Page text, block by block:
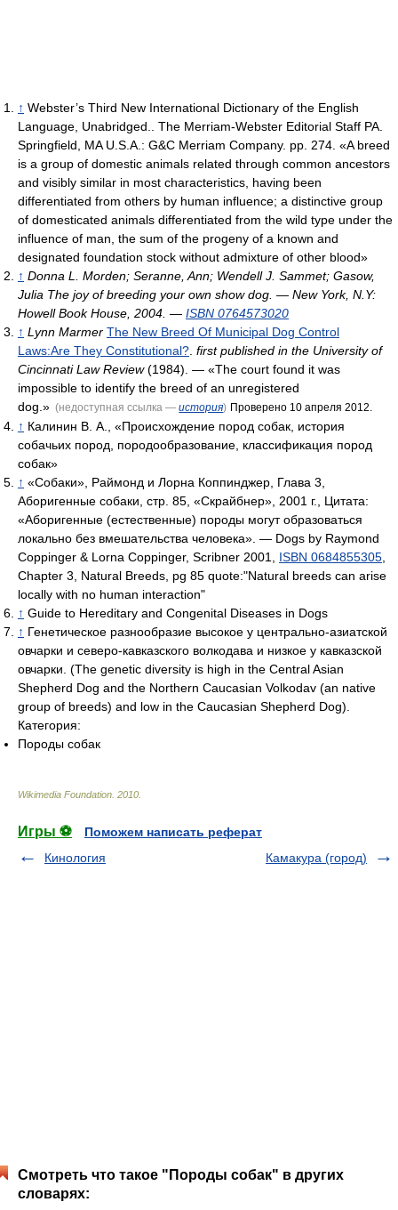
↑ Webster’s Third New International Dictionary of the English
Language, Unabridged.. The Merriam-Webster Editorial Staff PA.
Springfield, MA U.S.A.: G&C Merriam Company. pp. 274. «A breed
is a group of domestic animals related through common ancestors
and visibly similar in most characteristics, having been
differentiated from others by human influence; a distinctive group
of domesticated animals differentiated from the wild type under the
influence of man, the sum of the progeny of a known and
designated foundation stock without admixture of other blood»
↑ Donna L. Morden; Seranne, Ann; Wendell J. Sammet; Gasow,
Julia The joy of breeding your own show dog. — New York, N.Y:
Howell Book House, 2004. — ISBN 0764573020
↑ Lynn Marmer The New Breed Of Municipal Dog Control
Laws:Are They Constitutional? first published in the University of
Cincinnati Law Review(1984). — «The court found it was
impossible to identify the breed of an unregistered
dog.» (недоступная ссылка —история) Проверено 10 апреля 2012.
↑ Калинин В. А., «Происхождение пород собак, история
собачьих пород, породообразование, классификация пород
собак»
↑ «Собаки», Раймонд и Лорна Коппинджер, Глава 3,
Аборигенные собаки, стр. 85, «Скрайбнер», 2001 г., Цитата:
«Аборигенные (естественные) породы могут образоваться
локально без вмешательства человека». — Dogs by Raymond
Coppinger & Lorna Coppinger, Scribner 2001, ISBN 0684855305
Chapter 3, Natural Breeds, pg 85 quote:"Natural breeds can arise
locally with no human interaction"
↑ Guide to Hereditary and Congenital Diseases in Dogs
↑ Генетическое разнообразие высокое у центрально-азиатской
овчарки и северо-кавказского волкодава и низкое у кавказской
овчарки. (The genetic diversity is high in the Central Asian
Shepherd Dog and the Northern Caucasian Volkodav (an native
group of breeds) and low in the Caucasian Shepherd Dog).
Категория:
Породы собак
Wikimedia Foundation 2010
Игры ⚽
Поможем написать реферат
Кинология
Камакура (город)
Смотреть что такое "Породы собак" в других
словарях: